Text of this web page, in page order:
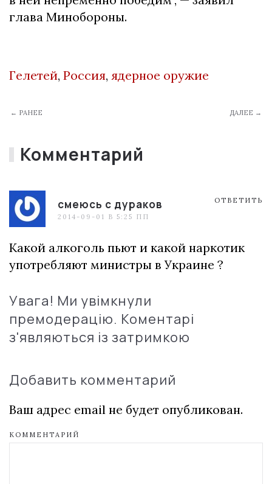
глава Минобороны.
Гелетей, Россия, ядерное оружие
← РАНЕЕ ДАЛЕЕ →
Комментарий
смеюсь с дураков
2014-09-01 В 5:25 ПП
ОТВЕТИТЬ
Какой алкоголь пьют и какой наркотик
употребляют министры в Украине ?
Увага! Ми увімкнули
премодерацію. Коментарі
з'являються із затримкою
Добавить комментарий
Ваш адрес email не будет опубликован.
КОММЕНТАРИЙ